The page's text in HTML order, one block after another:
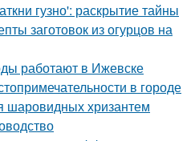
гузно': раскрытие тайны
заготовок из огурцов на
работают в Ижевске
в городе
хризантем